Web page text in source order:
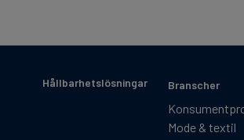
Hållbarhetslösningar Branscher
Mode & textil